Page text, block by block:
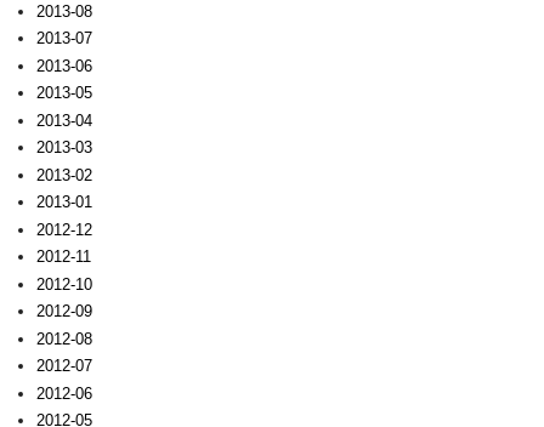
2013-08
2013-07
2013-06
2013-05
2013-04
2013-03
2013-02
2013-01
2012-12
2012-11
2012-10
2012-09
2012-08
2012-07
2012-06
2012-05